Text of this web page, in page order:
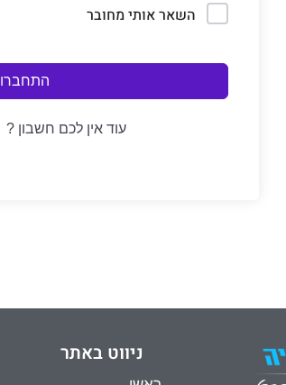
השאר אותי מחובר
התחברו
עוד אין לכם חשבון ?
ניווט באתר